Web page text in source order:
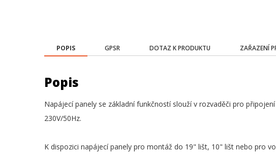
POPIS GPSR DOTAZ K PRODUKTU ZAŘAZENÍ
Popis
Napájecí panely se základní funkčností slouží v rozvaděči pro
230V/50Hz.
K dispozici napájecí panely pro montáž do 19" lišt, 10" lišt nebo pro